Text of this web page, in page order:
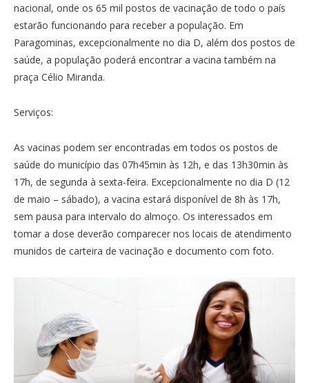
nacional, onde os 65 mil postos de vacinação de todo o país
estarão funcionando para receber a população. Em
Paragominas, excepcionalmente no dia D, além dos postos de
saúde, a população poderá encontrar a vacina também na
praça Célio Miranda.
Serviços:
As vacinas podem ser encontradas em todos os postos de
saúde do município das 07h45min às 12h, e das 13h30min às
17h, de segunda à sexta-feira. Excepcionalmente no dia D (12
de maio – sábado), a vacina estará disponível de 8h às 17h,
sem pausa para intervalo do almoço. Os interessados em
tomar a dose deverão comparecer nos locais de atendimento
munidos de carteira de vacinação e documento com foto.